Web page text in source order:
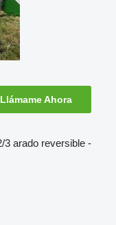
Llámame Ahora